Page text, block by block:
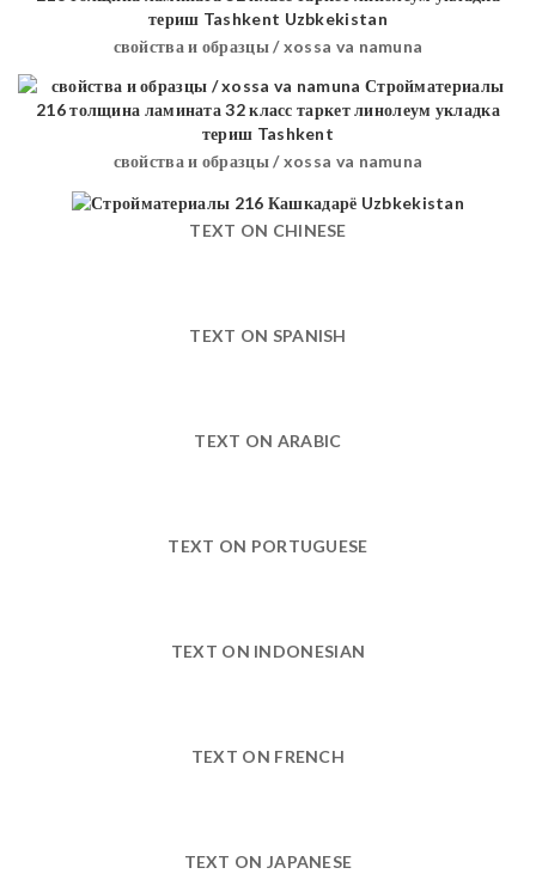
свойства и образцы / xossa va namuna
свойства и образцы / xossa va namuna
TEXT ON CHINESE
TEXT ON SPANISH
TEXT ON ARABIC
TEXT ON PORTUGUESE
TEXT ON INDONESIAN
TEXT ON FRENCH
TEXT ON JAPANESE